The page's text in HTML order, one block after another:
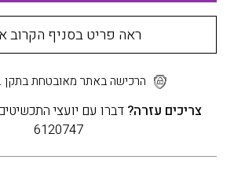
ראה פריט בסניף הקרוב
הרכישה באתר מאובטחת בתקן SSL מוצפן
צריכים עזרה?
6120747